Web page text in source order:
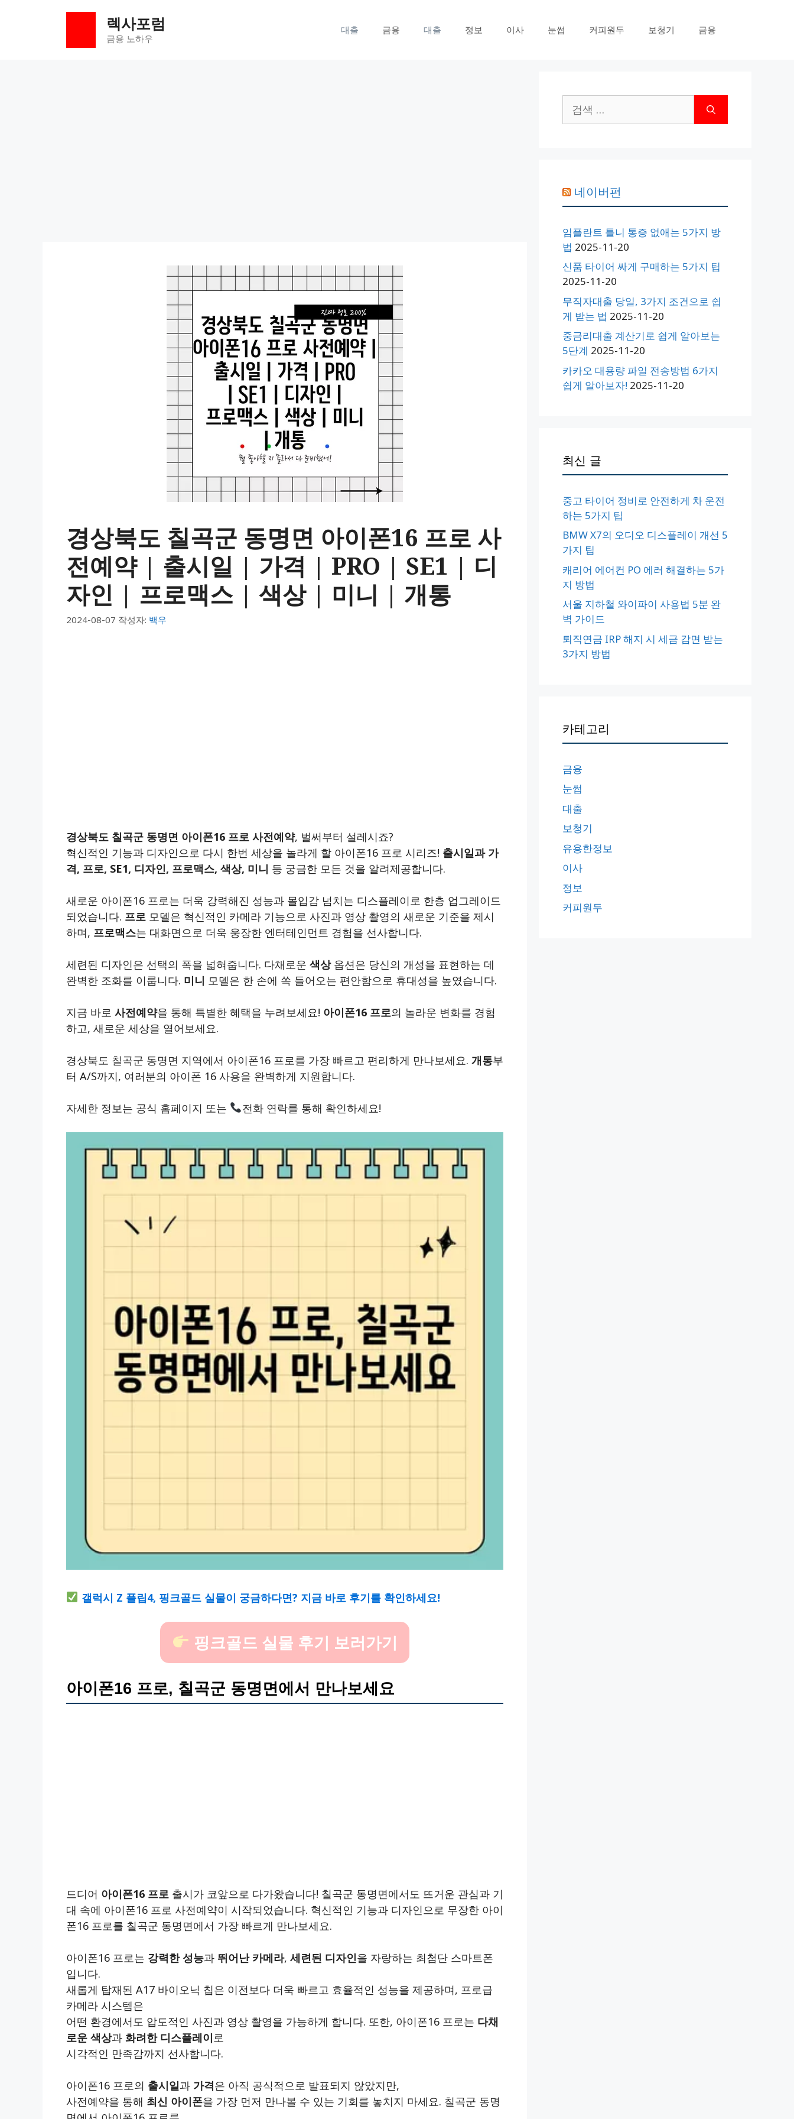
렉사포럼
금융 노하우
대출 금융 대출 정보 이사 눈썹 커피원두 보청기 금융
경상북도 칠곡군 동명면 아이폰16 프로 사
전예약 | 출시일 | 가격 | PRO | SE1 | 디
자인 | 프로맥스 | 색상 | 미니 | 개통
2024-08-07 작성자: 백우
경상북도 칠곡군 동명면 아이폰16 프로 사전예약, 벌써부터 설레시죠?
혁신적인 기능과 디자인으로 다시 한번 세상을 놀라게 할 아이폰16 프로 시리즈! 출시일과 가
격, 프로, SE1, 디자인, 프로맥스, 색상, 미니 등 궁금한 모든 것을 알려제공합니다.
새로운 아이폰16 프로는 더욱 강력해진 성능과 몰입감 넘치는 디스플레이로 한층 업그레이드
되었습니다. 프로 모델은 혁신적인 카메라 기능으로 사진과 영상 촬영의 새로운 기준을 제시
하며, 프로맥스는 대화면으로 더욱 웅장한 엔터테인먼트 경험을 선사합니다.
세련된 디자인은 선택의 폭을 넓혀줍니다. 다채로운 색상옵션은 당신의 개성을 표현하는 데
완벽한 조화를 이룹니다. 미니 모델은 한 손에 쏙 들어오는 편안함으로 휴대성을 높였습니다.
지금 바로 사전예약을 통해 특별한 혜택을 누려보세요! 아이폰16 프로의 놀라운 변화를 경험
하고, 새로운 세상을 열어보세요.
경상북도 칠곡군 동명면 지역에서 아이폰16 프로를 가장 빠르고 편리하게 만나보세요. 개통부
터 A/S까지, 여러분의 아이폰 16 사용을 완벽하게 지원합니다.
자세한 정보는 공식 홈페이지 또는 전화 연락를 통해 확인하세요!
갤럭시 Z 플립4, 핑크골드 실물이 궁금하다면? 지금 바로 후기를 확인하세요!
핑크골드 실물 후기 보러가기
아이폰16 프로, 칠곡군 동명면에서 만나보세요
드디어 아이폰16 프로 출시가 코앞으로 다가왔습니다! 칠곡군 동명면에서도 뜨거운 관심과 기
대 속에 아이폰16 프로 사전예약이 시작되었습니다. 혁신적인 기능과 디자인으로 무장한 아이
폰16 프로를 칠곡군 동명면에서 가장 빠르게 만나보세요.
아이폰16 프로는 강력한 성능과 뛰어난 카메라, 세련된 디자인을 자랑하는 최첨단 스마트폰
입니다.
새롭게 탑재된 A17 바이오닉 칩은 이전보다 더욱 빠르고 효율적인 성능을 제공하며, 프로급
카메라 시스템은
어떤 환경에서도 압도적인 사진과 영상 촬영을 가능하게 합니다. 또한, 아이폰16 프로는 다채
로운 색상과 화려한 디스플레이 로
시각적인 만족감까지 선사합니다.
아이폰16 프로의 출시일과 가격은 아직 공식적으로 발표되지 않았지만,
사전예약을 통해 최신 아이폰을 가장 먼저 만나볼 수 있는 기회를 놓치지 마세요. 칠곡군 동명
색:
네이버펀
임플란트 틀니 통증 없애는 5가지 방
법 2025-11-20
신품 타이어 싸게 구매하는 5가지 팁
2025-11-20
무직자대출 당일, 3가지 조건으로 쉽
게 받는 법 2025-11-20
중금리대출 계산기로 쉽게 알아보는
5단계 2025-11-20
카카오 대용량 파일 전송방법 6가지
쉽게 알아보자! 2025-11-20
최신 글
중고 타이어 정비로 안전하게 차 운전
하는 5가지 팁
BMW X7의 오디오 디스플레이 개선 5
가지 팁
캐리어 에어컨 PO 에러 해결하는 5가
지 방법
서울 지하철 와이파이 사용법 5분 완
벽 가이드
퇴직연금 IRP 해지 시 세금 감면 받는
3가지 방법
카테고리
금융
눈썹
대출
보청기
유용한정보
이사
정보
커피원두